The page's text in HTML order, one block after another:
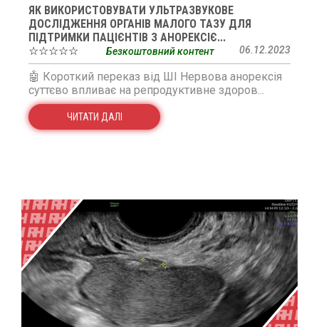
ЯК ВИКОРИСТОВУВАТИ УЛЬТРАЗВУКОВЕ
ДОСЛІДЖЕННЯ ОРГАНІВ МАЛОГО ТАЗУ ДЛЯ
ПІДТРИМКИ ПАЦІЄНТІВ З АНОРЕКСІЄ...
☆☆☆☆☆
06.12.2023
Безкоштовний контент
🤖 Короткий переказ від ШІ Нервова анорексія
суттєво впливає на репродуктивне здоров...
ЧИТАТИ ДАЛІ